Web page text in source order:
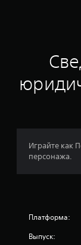
Играйте как
персонажа.
Платформа:
Выпуск: